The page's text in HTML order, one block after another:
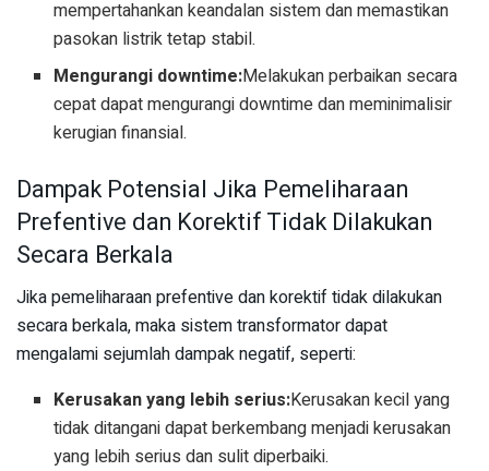
mempertahankan keandalan sistem dan memastikan
pasokan listrik tetap stabil.
Mengurangi downtime:Melakukan perbaikan secara
cepat dapat mengurangi downtime dan meminimalisir
kerugian finansial.
Dampak Potensial Jika Pemeliharaan
Prefentive dan Korektif Tidak Dilakukan
Secara Berkala
Jika pemeliharaan prefentive dan korektif tidak dilakukan
secara berkala, maka sistem transformator dapat
mengalami sejumlah dampak negatif, seperti:
Kerusakan yang lebih serius:Kerusakan kecil yang
tidak ditangani dapat berkembang menjadi kerusakan
yang lebih serius dan sulit diperbaiki.